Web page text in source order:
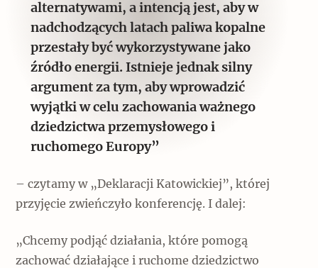
alternatywami, a intencją jest, aby w
nadchodzących latach paliwa kopalne
przestały być wykorzystywane jako
źródło energii. Istnieje jednak silny
argument za tym, aby wprowadzić
wyjątki w celu zachowania ważnego
dziedzictwa przemysłowego i
ruchomego Europy”
– czytamy w „Deklaracji Katowickiej”, której
przyjęcie zwieńczyło konferencję. I dalej:
„Chcemy podjąć działania, które pomogą
zachować działające i ruchome dziedzictwo